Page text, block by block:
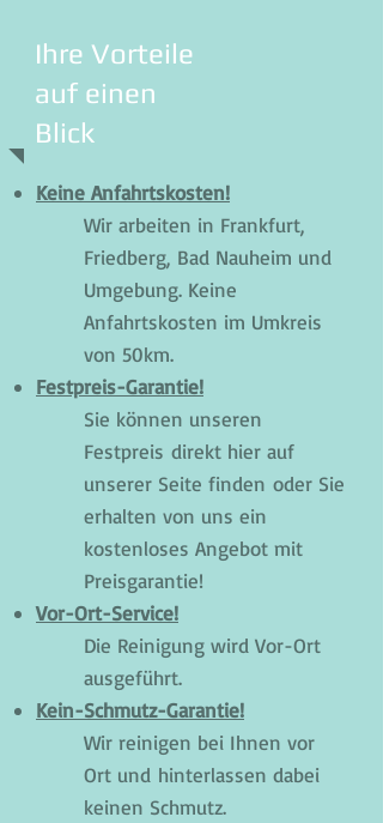
Ihre Vorteile
auf einen
Blick
Keine Anfahrtskosten!
Wir arbeiten in Frankfurt,
Friedberg, Bad Nauheim und
Umgebung. Keine
Anfahrtskosten im Umkreis
von 50km.
Festpreis-Garantie!
Sie können unseren
Festpreis direkt hier auf
unserer Seite finden oder Sie
erhalten von uns ein
kostenloses Angebot mit
Preisgarantie!
Vor-Ort-Service!
Die Reinigung wird Vor-Ort
ausgeführt.
Kein-Schmutz-Garantie!
Wir reinigen bei Ihnen vor
Ort und hinterlassen dabei
keinen Schmutz.